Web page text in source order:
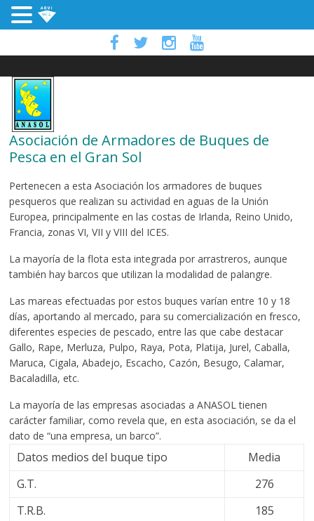
Asociación de Armadores de Buques de
Pesca en el Gran Sol
Pertenecen a esta Asociación los armadores de buques
pesqueros que realizan su actividad en aguas de la Unión
Europea, principalmente en las costas de Irlanda, Reino Unido,
Francia, zonas VI, VII y VIII del ICES.
La mayoría de la flota esta integrada por arrastreros, aunque
también hay barcos que utilizan la modalidad de palangre.
Las mareas efectuadas por estos buques varían entre 10 y 18
días, aportando al mercado, para su comercialización en fresco,
diferentes especies de pescado, entre las que cabe destacar
Gallo, Rape, Merluza, Pulpo, Raya, Pota, Platija, Jurel, Caballa,
Maruca, Cigala, Abadejo, Escacho, Cazón, Besugo, Calamar,
Bacaladilla, etc.
La mayoría de las empresas asociadas a ANASOL tienen
carácter familiar, como revela que, en esta asociación, se da el
dato de “una empresa, un barco”.
Datos medios del buque tipo
Media
G.T.
276
T.R.B.
185